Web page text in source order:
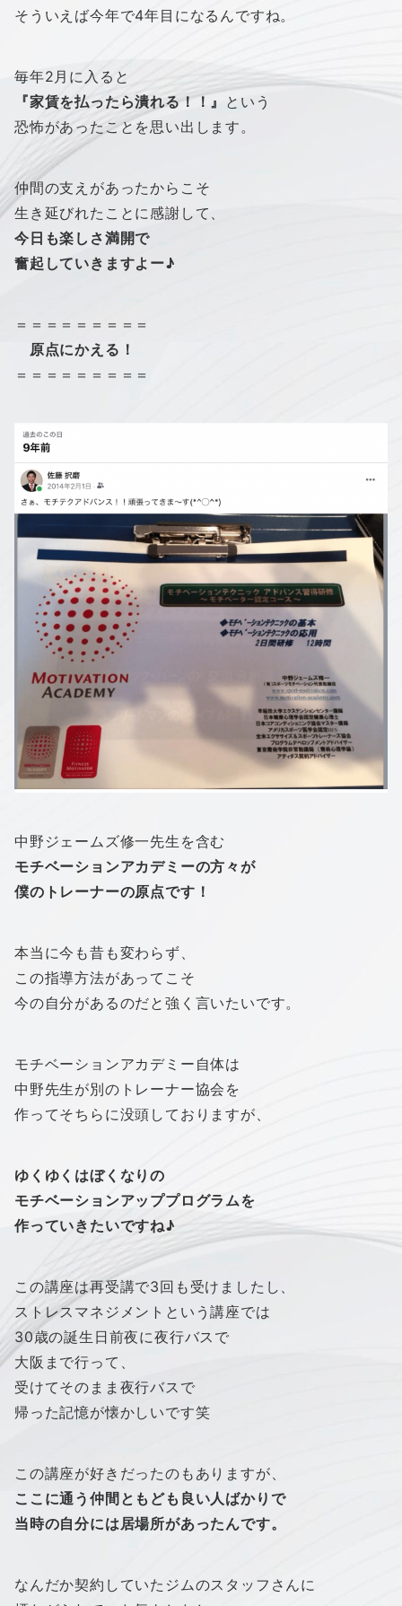
そういえば今年で4年目になるんですね。
毎年2月に入ると
『家賃を払ったら潰れる！！』 という
恐怖があったことを思い出します。
仲間の支えがあったからこそ
生き延びれたことに感謝して、
今日も楽しさ満開で
奮起していきますよー♪
＝＝＝＝＝＝＝＝＝
原点にかえる！
＝＝＝＝＝＝＝＝＝
中野ジェームズ修一先生を含む
モチベーションアカデミーの方々が
僕のトレーナーの原点です！
本当に今も昔も変わらず、
この指導方法があってこそ
今の自分があるのだと強く言いたいです。
モチベーションアカデミー自体は
中野先生が別のトレーナー協会を
作ってそちらに没頭しておりますが、
ゆくゆくはぼくなりの
モチベーションアッププログラムを
作っていきたいですね♪
この講座は再受講で3回も受けましたし、
ストレスマネジメントという講座では
30歳の誕生日前夜に夜行バスで
大阪まで行って、
受けてそのまま夜行バスで
帰った記憶が懐かしいです笑
この講座が好きだったのもありますが、
ここに通う仲間ともども良い人ばかりで
当時の自分には居場所があったんです。
なんだか契約していたジムのスタッフさんに